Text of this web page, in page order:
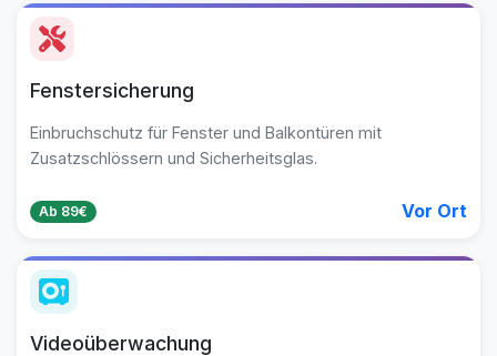
Fenstersicherung
Einbruchschutz für Fenster und Balkontüren mit
Zusatzschlössern und Sicherheitsglas.
Ab 89€ Vor Ort
Videoüberwachung